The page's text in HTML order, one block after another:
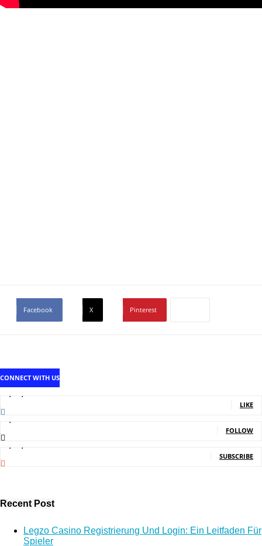
Facebook X Pinterest
CONNECT WITH US
LIKE
FOLLOW
SUBSCRIBE
Recent Post
Legzo Casino Registrierung Und Login: Ein Leitfaden Für
Spieler